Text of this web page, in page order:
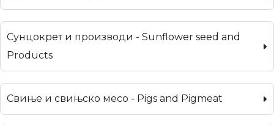
Сунцокрет и производи - Sunflower seed and
Products
Свиње и свињско месо - Pigs and Pigmeat